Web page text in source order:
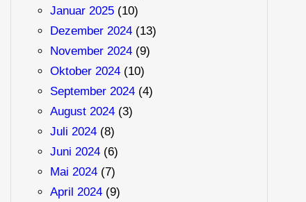
Januar 2025(10)
Dezember 2024(13)
November 2024(9)
Oktober 2024(10)
September 2024(4)
August 2024(3)
Juli 2024(8)
Juni 2024(6)
Mai 2024(7)
April 2024(9)